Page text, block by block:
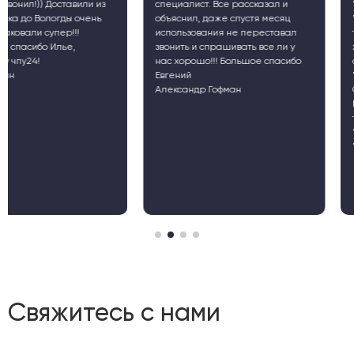
специалист. Все рассказал и
объяснил, даже спустя месяц
использования не переставал
звонить и спрашивать все ли у
нас хорошо!!! Большое спасибо
"Гараж", подразделение
"Донского
технического
хотел бы оставить свой
сотрудничестве с
Oleg Donskov
технологического
"Промышленный
Свяжитесь с нами